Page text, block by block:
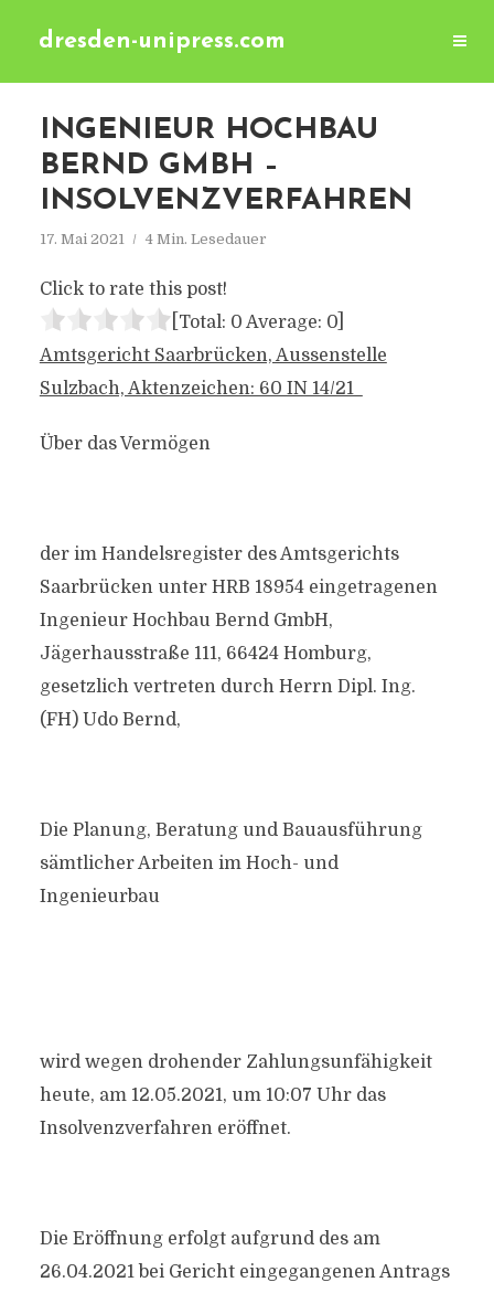
dresden-unipress.com
INGENIEUR HOCHBAU
BERND GMBH –
INSOLVENZVERFAHREN
17. Mai 2021 4 Min. Lesedauer
Click to rate this post!
[Total: 0 Average: 0]
Amtsgericht Saarbrücken, Aussenstelle
Sulzbach, Aktenzeichen: 60 IN 14/21
Über das Vermögen
der im Handelsregister des Amtsgerichts
Saarbrücken unter HRB 18954 eingetragenen
Ingenieur Hochbau Bernd GmbH,
Jägerhausstraße 111, 66424 Homburg,
gesetzlich vertreten durch Herrn Dipl. Ing.
(FH) Udo Bernd,
Die Planung, Beratung und Bauausführung
sämtlicher Arbeiten im Hoch- und
Ingenieurbau
wird wegen drohender Zahlungsunfähigkeit
heute, am 12.05.2021, um 10:07 Uhr das
Insolvenzverfahren eröffnet.
Die Eröffnung erfolgt aufgrund des am
26.04.2021 bei Gericht eingegangenen Antrags